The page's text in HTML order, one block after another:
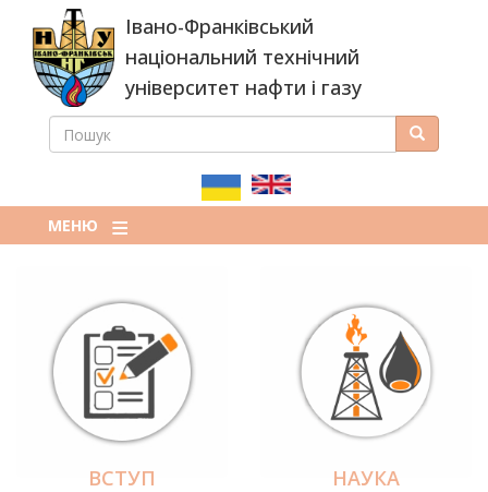
основного
вмісту
Івано-Франківський
національний технічний
університет нафти і газу
ПОШУКОВА
ПОШУК Пошук
МЕНЮ
ВСТУП НАУКА